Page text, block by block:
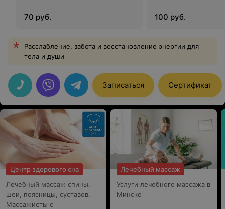
70 руб. 100 руб.
Расслабление, забота и восстановление энергии для
тела и души
Записаться Сертификат
Центр здорового сна
Лечебный массаж спины,
шеи, поясницы, суставов.
Массажисты с
Лечебный массаж
Услуги лечебного массажа в
Минске